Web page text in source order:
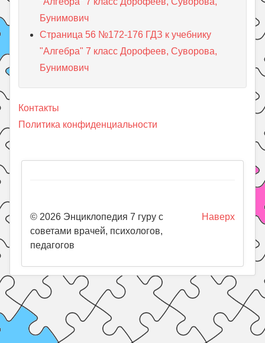
Бунимович
Страница 56 №172-176 ГДЗ к учебнику
"Алгебра" 7 класс Дорофеев, Суворова,
Бунимович
Контакты
Политика конфиденциальности
Наверх
© 2026 Энциклопедия 7 гуру с
советами врачей, психологов,
педагогов